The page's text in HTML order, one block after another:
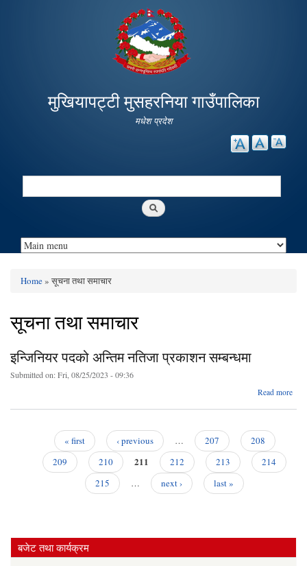
main
content
मुखियापट्टी मुसहरनिया गाउँपालिका
मधेश प्रदेश
Search
You are here
Home» सूचना तथा समाचार
सूचना तथा समाचार
इन्जिनियर पदको अन्तिम नतिजा प्रकाशन सम्बन्धमा
Submitted on:Fri, 08/25/2023 - 09:36
Read more
« first ‹ previous … 207
208
209
210 211 212 213
214
215
… next › last »
बजेट तथा कार्यक्रम